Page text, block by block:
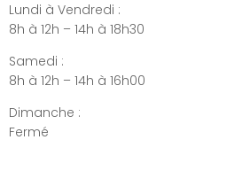
Lundi à Vendredi :
8h à 12h – 14h à 18h30
Samedi :
8h à 12h – 14h à 16h00
Dimanche :
Fermé